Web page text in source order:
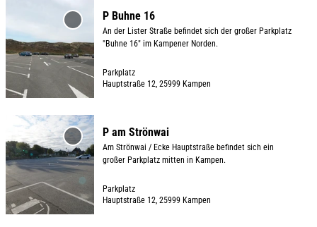
a
s
-
S
t
ß
e
'
ö
f
D
o
r
f
i
c
h
'
ö
i
t
e
'
P
d
e
r
S
t
t
a
i
l
i
t
e
'
P
'P Buhne
16' zur
Merkliste
hinzufügen
P Buhne 16
An der Lister Straße befindet sich der großer Parkplatz
"Buhne 16" im Kampener Norden.
Parkplatz
Hauptstraße 12, 25999 Kampen
e
t
a
i
l
'P am
Strönwai'
zur
Merkliste
hinzufügen
P am Strönwai
Am Strönwai / Ecke Hauptstraße befindet sich ein
großer Parkplatz mitten in Kampen.
Parkplatz
Hauptstraße 12, 25999 Kampen